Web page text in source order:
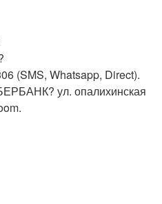
(SMS, Whatsapp, Direct).
ул. опалихинская